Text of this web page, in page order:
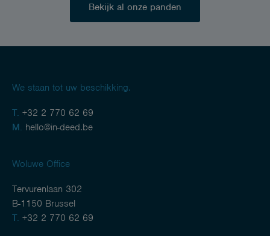
Bekijk al onze panden
We staan tot uw beschikking.
T. +32 2 770 62 69
M. hello@in-deed.be
Woluwe Office
Tervurenlaan 302
B-1150 Brussel
T. +32 2 770 62 69